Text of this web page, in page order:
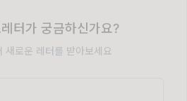
터가 궁금하신가요?
새로운 레터를 받아보세요